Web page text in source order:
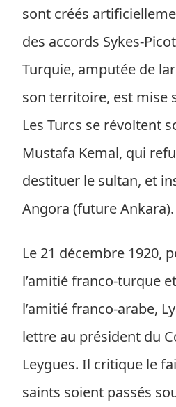
sont créés
des accords Sykes-
Turquie, amputée de
son territoire, est mise
Les Turcs se révoltent
Mustafa Kemal, qui
destituer le sultan, et
Angora (future Ankara).
Le 21 décembre 1920,
l’amitié franco-turque
l’amitié franco-arabe,
lettre au président du
Leygues. Il critique le
saints soient passés